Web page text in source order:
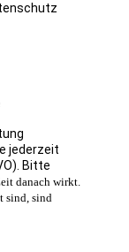
jederzeit
Bitte
danach wirkt.
sind, sind